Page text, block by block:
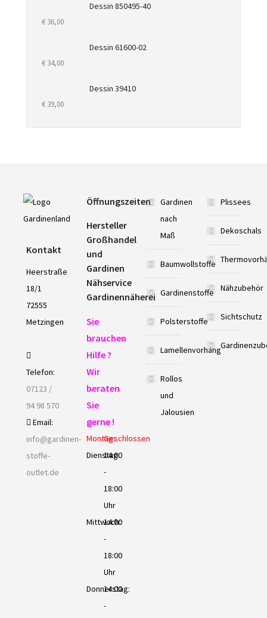
Dessin 850495-40
€ 36,00
Dessin 61600-02
€ 34,00
Dessin 39410
€ 39,00
Kontakt
Heerstraße
18/1
72555
Metzingen
Telefon:
07123 /
94 98 570
Email:
info@gardinen-
stoffe-
outlet.de
Öffnungszeiten
Hersteller
Großhandel
und
Gardinen
Nähservice
Gardinennäherei
Sie
brauchen
Hilfe ?
Wir
beraten
Sie
gerne !
Montag:Geschlossen
Dienstag:
14:00
-
18:00
Uhr
Mittwoch:
14:00
-
18:00
Uhr
Donnerstag:
14:00
-
Gardinen
nach
Maß
Baumwollstoffe
Gardinenstoffe
Polsterstoffe
Lamellenvorhang
Rollos
und
Jalousien
Plissees
Dekoschals
Nähzubehör
Sichtschutz